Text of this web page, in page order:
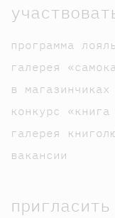
программа
галерея
в магазинчиках
конкурс «книга
галерея
вакансии